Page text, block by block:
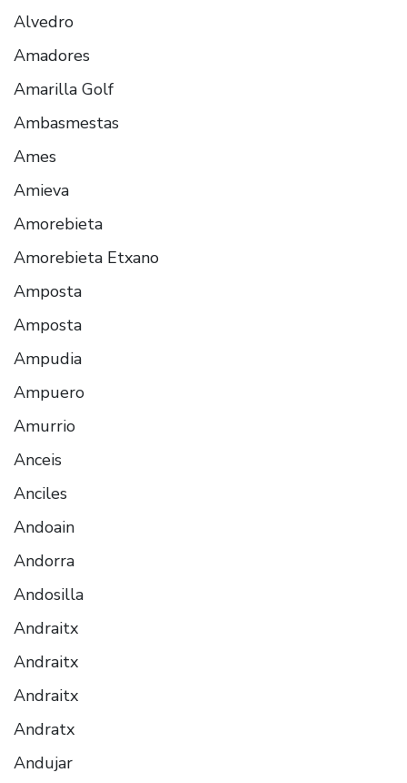
Alvedro
Amadores
Amarilla Golf
Ambasmestas
Ames
Amieva
Amorebieta
Amorebieta Etxano
Amposta
Amposta
Ampudia
Ampuero
Amurrio
Anceis
Anciles
Andoain
Andorra
Andosilla
Andraitx
Andraitx
Andraitx
Andratx
Andujar